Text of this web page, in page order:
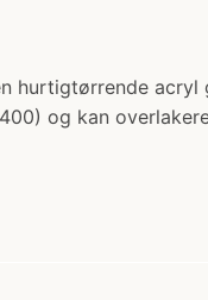
hurtigtørrende
og kan